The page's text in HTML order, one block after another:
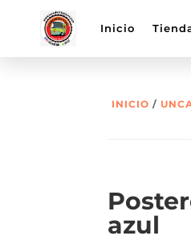
Inicio
INICIO /
azul